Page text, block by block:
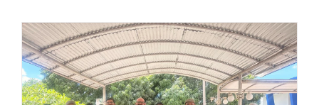
GREVE
DOCUMENTOS